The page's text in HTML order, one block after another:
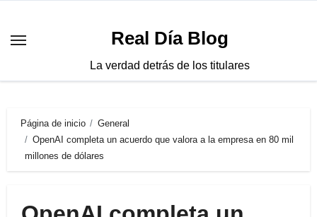
contenido
Real Día Blog
La verdad detrás de los titulares
Página de inicio
General
OpenAI completa un acuerdo que valora a la empresa en 80 mil
millones de dólares